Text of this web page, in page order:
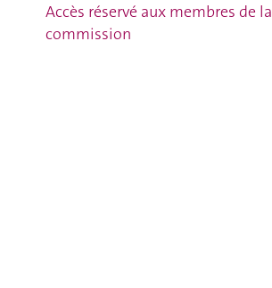
Accès réservé aux membres de la
commission